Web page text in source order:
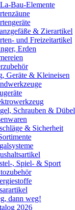
Bau-Elemente
& Zierartikel
und Freizeitartikel
Erden
Geräte & Kleineisen
Schrauben & Dübel
& Sicherheit
, Spiel- & Sport
dann weg!
2026